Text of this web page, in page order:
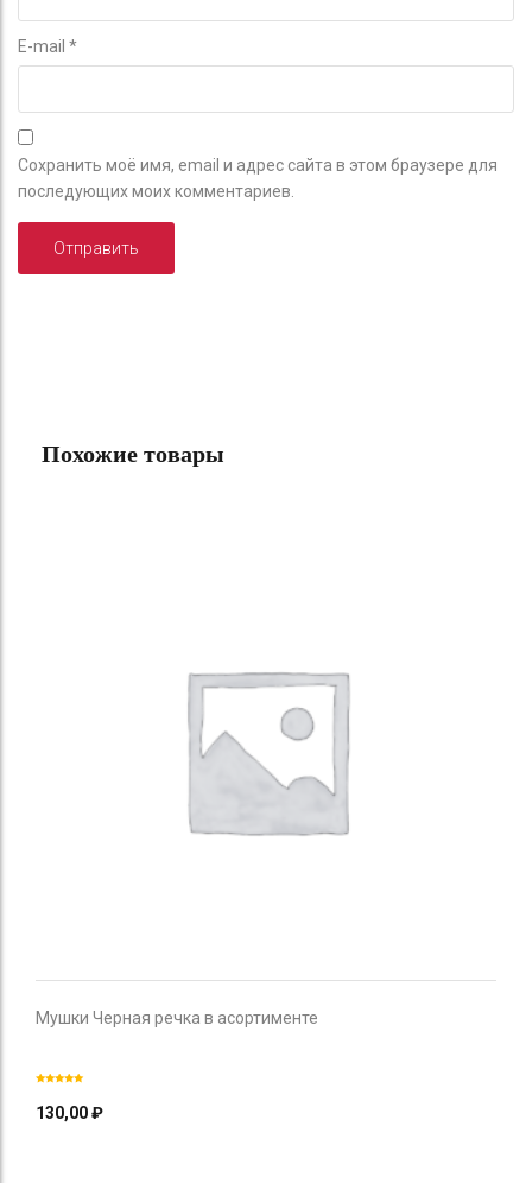
E-mail *
Сохранить моё имя, email и адрес сайта в этом браузере для
последующих моих комментариев.
Похожие товары
Мушки Черная речка в асортименте
130,00₽